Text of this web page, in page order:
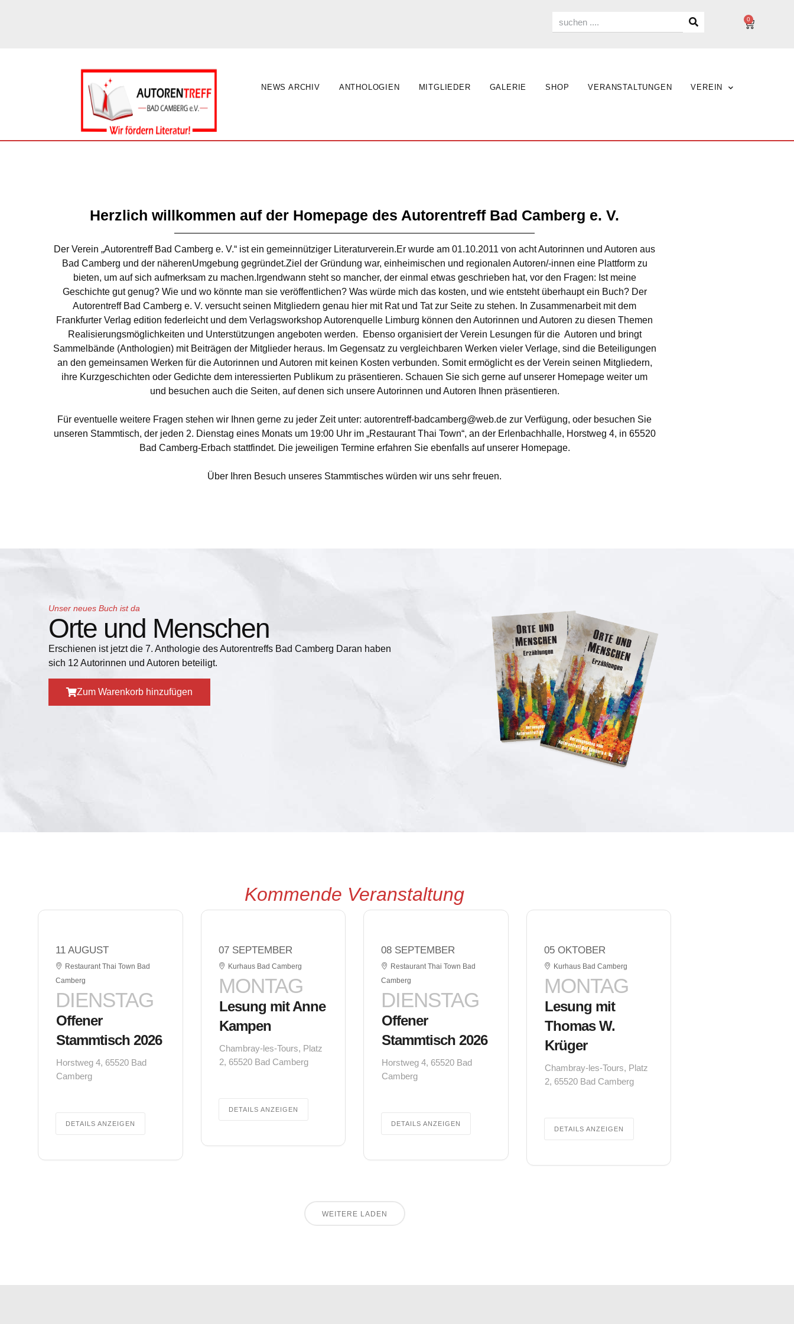
0
NEWS ARCHIV ANTHOLOGIEN MITGLIEDER GALERIE SHOP VERANSTALTUNGEN VEREIN
Herzlich willkommen auf der Homepage des Autorentreff Bad Camberg e. V.
Der Verein „Autorentreff Bad Camberg e. V.“ ist ein gemeinnütziger Literaturverein.Er wurde am 01.10.2011 von acht Autorinnen und Autoren aus
Bad Camberg und der näherenUmgebung gegründet.Ziel der Gründung war, einheimischen und regionalen Autoren/-innen eine Plattform zu
bieten, um auf sich aufmerksam zu machen.Irgendwann steht so mancher, der einmal etwas geschrieben hat, vor den Fragen: Ist meine
Geschichte gut genug? Wie und wo könnte man sie veröffentlichen? Was würde mich das kosten, und wie entsteht überhaupt ein Buch? Der
Autorentreff Bad Camberg e. V. versucht seinen Mitgliedern genau hier mit Rat und Tat zur Seite zu stehen. In Zusammenarbeit mit dem
Frankfurter Verlag edition federleicht und dem Verlagsworkshop Autorenquelle Limburg können den Autorinnen und Autoren zu diesen Themen
Realisierungsmöglichkeiten und Unterstützungen angeboten werden. Ebenso organisiert der Verein Lesungen für die Autoren und bringt
Sammelbände (Anthologien) mit Beiträgen der Mitglieder heraus. Im Gegensatz zu vergleichbaren Werken vieler Verlage, sind die Beteiligungen
an den gemeinsamen Werken für die Autorinnen und Autoren mit keinen Kosten verbunden. Somit ermöglicht es der Verein seinen Mitgliedern,
ihre Kurzgeschichten oder Gedichte dem interessierten Publikum zu präsentieren. Schauen Sie sich gerne auf unserer Homepage weiter um
und besuchen auch die Seiten, auf denen sich unsere Autorinnen und Autoren Ihnen präsentieren.
Für eventuelle weitere Fragen stehen wir Ihnen gerne zu jeder Zeit unter: autorentreff-badcamberg@web.de zur Verfügung, oder besuchen Sie
unseren Stammtisch, der jeden 2. Dienstag eines Monats um 19:00 Uhr im „Restaurant Thai Town“, an der Erlenbachhalle, Horstweg 4, in 65520
Bad Camberg-Erbach stattfindet. Die jeweiligen Termine erfahren Sie ebenfalls auf unserer Homepage.
Über Ihren Besuch unseres Stammtisches würden wir uns sehr freuen.
Unser neues Buch ist da
Orte und Menschen
Erschienen ist jetzt die 7. Anthologie des Autorentreffs Bad Camberg Daran haben
sich 12 Autorinnen und Autoren beteiligt.
Zum Warenkorb hinzufügen
Kommende Veranstaltung
11 AUGUST
Restaurant Thai Town Bad
Camberg
DIENSTAG
Offener
Stammtisch 2026
Horstweg 4, 65520 Bad
Camberg
DETAILS ANZEIGEN
07 SEPTEMBER
Kurhaus Bad Camberg
MONTAG
Lesung mit Anne
Kampen
Chambray-les-Tours, Platz
2, 65520 Bad Camberg
DETAILS ANZEIGEN
08 SEPTEMBER
Restaurant Thai Town Bad
Camberg
DIENSTAG
Offener
Stammtisch 2026
Horstweg 4, 65520 Bad
Camberg
DETAILS ANZEIGEN
05 OKTOBER
Kurhaus Bad Camberg
MONTAG
Lesung mit
Thomas W.
Krüger
Chambray-les-Tours, Platz
2, 65520 Bad Camberg
DETAILS ANZEIGEN
WEITERE LADEN